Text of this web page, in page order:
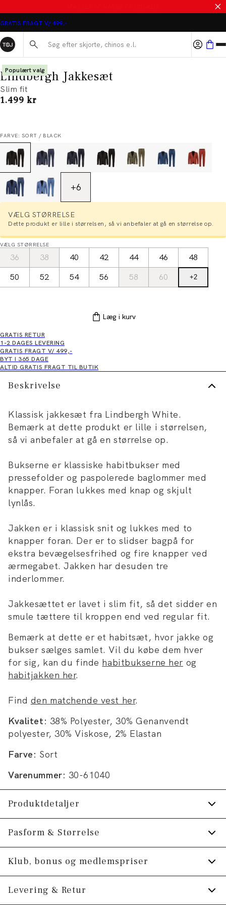
GRATIS FRAGT V/ 499,-
Søg her...
Populært valg
Lindbergh Jakkesæt
Slim fit
I alt (inkl. rabat)
1.499 kr
FARVE: SORT / BLACK
+6
VÆLG STØRRELSE
Dette produkt er lille i størrelsen, så vi anbefaler at gå en størrelse op.
VÆLG STØRRELSE
36 38 40 42 44 46
48
50
52 54 56 58 60 +2
Læg i kurv
GRATIS RETUR
1-2 DAGES LEVERING
GRATIS FRAGT V/ 499,-
BYT I 365 DAGE
ALTID GRATIS FRAGT TIL BUTIK
Beskrivelse
Klassisk jakkesæt fra Lindbergh White.
Bemærk at dette produkt er lille i størrelsen,
så vi anbefaler at gå en størrelse op.
Bukserne er klassiske habitbukser med
pressefolder og paspolerede baglommer med
knapper. Foran lukkes med knap og skjult
lynlås.
Jakken er i klassisk snit og lukkes med to
knapper foran. Der er to slidser bagpå for
ekstra bevægelsesfrihed og fire knapper ved
ærmegabet. Jakken har desuden tre
inderlommer.
Jakkesættet er lavet i slim fit, så det sidder en
smule tættere til kroppen end ved regular fit.
Bemærk at dette er et habitsæt, hvor jakke og
bukser sælges samlet. Vil du købe dem hver
for sig, kan du finde habitbukserne her og
habitjakken her.
Find den matchende vest her.
Kvalitet: 38% Polyester, 30% Genanvendt
polyester, 30% Viskose, 2% Elastan
Farve: Sort
Varenummer: 30-61040
Produktdetaljer
Jakken har dobbeltslids.
Pressefolder.
Bukserne har gylp med lynlås.
Pasform & Størrelse
Fit:Slim fit
gå en størrelse op., Tætsiddende pasform, der
Klub, bonus og medlemspriser
Tilmeld dig Klub Tøjeksperten helt gratis.
Levering & Retur